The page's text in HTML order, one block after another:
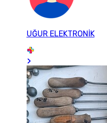
UĞUR ELEKTRONİK